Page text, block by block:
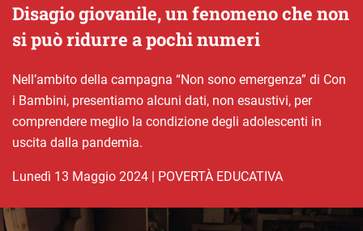
Disagio giovanile, un fenomeno che non
si può ridurre a pochi numeri
Nell’ambito della campagna “Non sono emergenza” di Con
i Bambini, presentiamo alcuni dati, non esaustivi, per
comprendere meglio la condizione degli adolescenti in
uscita dalla pandemia.
lunedì 13 Maggio 2024 | POVERTÀ EDUCATIVA